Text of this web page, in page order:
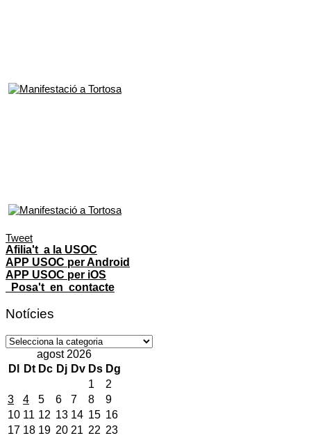
Tweet
Afilia't a la USOC
APP USOC per Android
APP USOC per iOS
Posa't en contacte
Notícies
Notícies
agost 2026
Dl
Dt Dc Dj Dv Ds Dg
1
2
3
4 5 6 7 8
9
10 11 12 13 14 15 16
17 18 19 20 21 22 23